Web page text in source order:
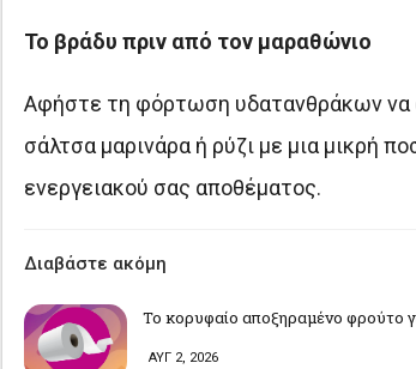
Το βράδυ πριν από τον μαραθώνιο
Αφήστε τη φόρτωση υδατανθράκων να
σάλτσα μαρινάρα ή ρύζι με μια μικρή
ενεργειακού σας αποθέματος.
Διαβάστε ακόμη
Το κορυφαίο αποξηραμένο φρούτο
ΑΥΓ 2, 2026